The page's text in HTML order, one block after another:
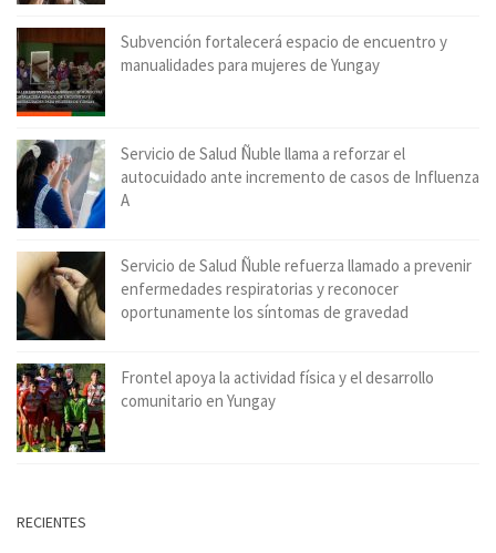
Subvención fortalecerá espacio de encuentro y
manualidades para mujeres de Yungay
Servicio de Salud Ñuble llama a reforzar el
autocuidado ante incremento de casos de Influenza
A
Servicio de Salud Ñuble refuerza llamado a prevenir
enfermedades respiratorias y reconocer
oportunamente los síntomas de gravedad
Frontel apoya la actividad física y el desarrollo
comunitario en Yungay
RECIENTES